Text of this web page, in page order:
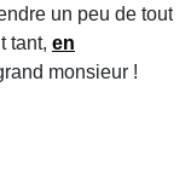
un peu de tout
tant, en
monsieur !